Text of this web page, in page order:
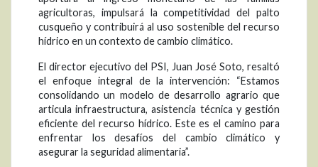
agricultoras, impulsará la competitividad del palto
cusqueño y contribuirá al uso sostenible del recurso
hídrico en un contexto de cambio climático.
El director ejecutivo del PSI, Juan José Soto, resaltó
el enfoque integral de la intervención: “Estamos
consolidando un modelo de desarrollo agrario que
articula infraestructura, asistencia técnica y gestión
eficiente del recurso hídrico. Este es el camino para
enfrentar los desafíos del cambio climático y
asegurar la seguridad alimentaria”.